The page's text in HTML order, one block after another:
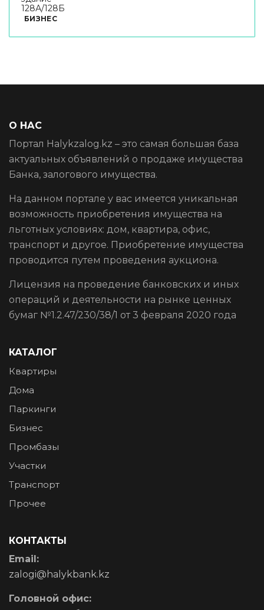
БИЗНЕС
О НАС
Портал Halykzalog.kz – это самая большая база
актуальных объявлений о продаже имущества
Банка, залогового имущества.
На данном портале у вас имеется уникальная
возможность приобретения имущества на
льготных условиях: дом, квартира, офис,
транспорт и другое. Приобретение имущества
проводится путем проведения аукциона.
Лицензия на проведение банковских и иных
операций и деятельности на рынке ценных
бумаг №1.2.47/230/38/1 от 3 февраля 2020 года
КАТАЛОГ
Квартиры
Дома
Паркинги
Бизнес
Промбазы
Участки
Транспорт
Прочее
КОНТАКТЫ
Email:
zalogi@halykbank.kz
Головной офис: